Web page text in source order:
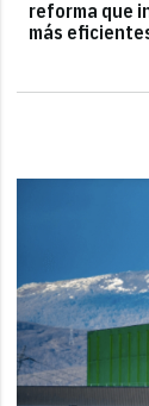
reforma que
más